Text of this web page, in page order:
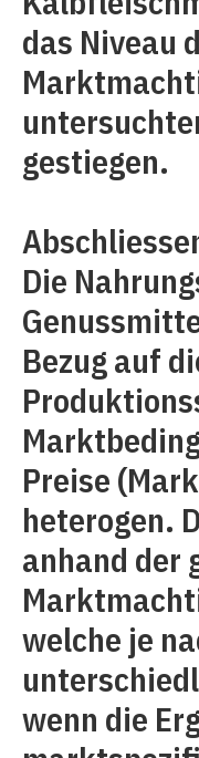
das Niveau
gestiegen.
Die
Bezug auf
Preise
heterogen.
anhand der
welche je
wenn die